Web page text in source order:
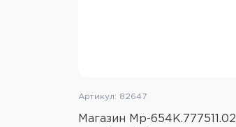
Артикул: 82647
Магазин Мр-